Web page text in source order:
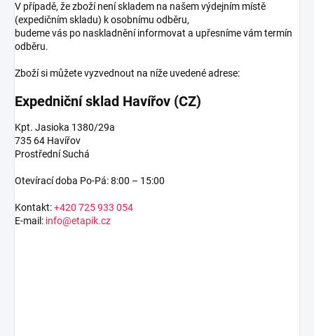
V případě, že zboží není skladem na našem výdejním místě
(expedičním skladu) k osobnímu odběru,
budeme vás po naskladnění informovat a upřesníme vám termín
odběru.
Zboží si můžete vyzvednout na níže uvedené adrese:
Expedniční sklad Havířov (CZ)
Kpt. Jasioka 1380/29a
735 64 Havířov
Prostřední Suchá
Otevírací doba Po-Pá: 8:00 – 15:00
Kontakt:+420 725 933 054
E-mail: info@etapik.cz